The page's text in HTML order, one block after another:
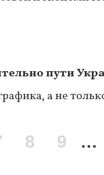
пути
а не
Page
8 Page
9 …